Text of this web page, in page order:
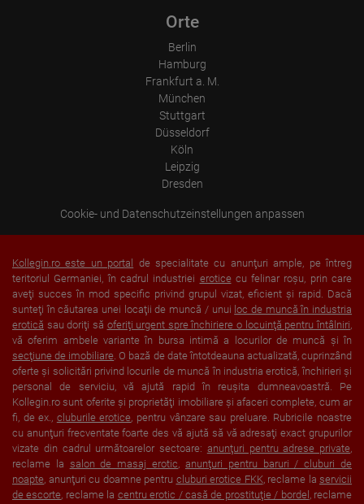
Orte
Berlin
Hamburg
Frankfurt a. M.
München
Stuttgart
Düsseldorf
Köln
Leipzig
Dresden
Cookie- und Datenschutzeinstellungen anpassen
Kollegin.ro este un portal
de specialitate cu anunţuri ample, pe întreg
teritoriul Germaniei, în cadrul industriei eroticecu felinar roşu, prin care
aveţi succes în mod specific privind grupul vizat, eficient şi rapid. Dacă
sunteţi în căutarea unei locaţii de muncă / unui loc de muncă în industria
erotică sau doriţi să oferiţi urgent spre închiriere o locuinţă pentru întâlniri,
vă oferim ambele variante în bursa intimă a locurilor de muncă şi în
secţiune de imobiliare. O bază de date întotdeauna actualizată, cuprinzând
oferte şi solicitări privind locurile de muncă în industria erotică, închirieri şi
personal de serviciu, vă ajută rapid în reuşita dumneavoastră. Pe
Kollegin.ro sunt oferite şi proprietăţi imobiliare şi afaceri complete, cum ar
fi, de ex., cluburile erotice, pentru vânzare sau preluare. Rubricile noastre
cu anunţuri frecventate foarte des vă ajută să vă adresaţi exact grupurilor
vizate din cadrul următoarelor sectoare: anunţuri pentru adrese private,
reclame la salon de masaj erotic, anunţuri pentru baruri / cluburi de
noapte, anunţuri cu doamne pentru cluburi erotice FKK, reclame la servicii
de escorte, reclame la centru erotic / casă de prostituţie / bordel , reclame